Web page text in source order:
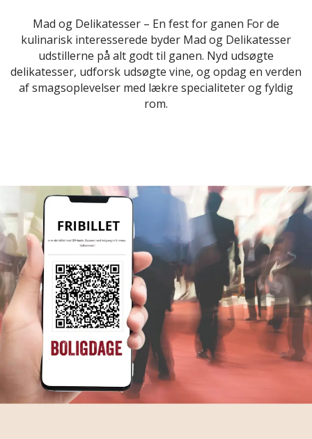
Mad og Delikatesser – En fest for ganen For de
kulinarisk interesserede byder Mad og Delikatesser
udstillerne på alt godt til ganen. Nyd udsøgte
delikatesser, udforsk udsøgte vine, og opdag en verden
af smagsoplevelser med lækre specialiteter og fyldig
rom.